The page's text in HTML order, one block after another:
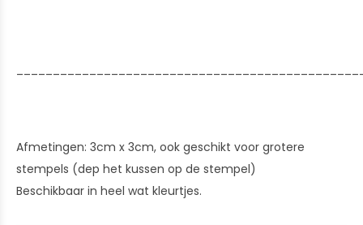
Afmetingen: 3cm x 3cm, ook geschikt voor grotere
stempels (dep het kussen op de stempel)
Beschikbaar in heel wat kleurtjes.